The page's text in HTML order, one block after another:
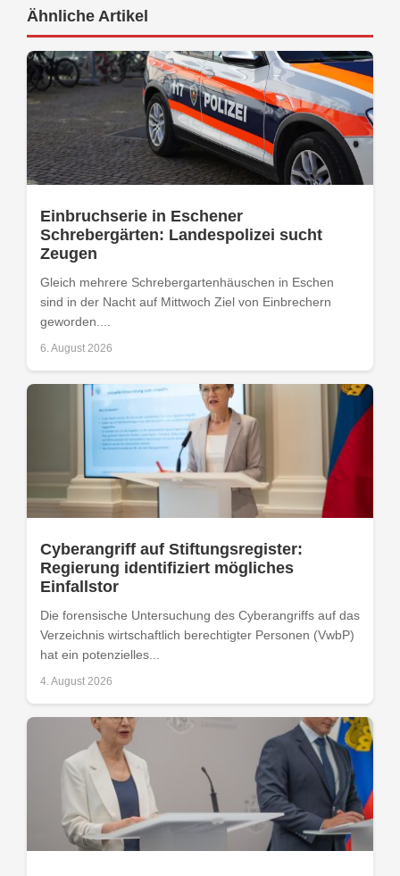
Ähnliche Artikel
Einbruchserie in Eschener
Schrebergärten: Landespolizei sucht
Zeugen
Gleich mehrere Schrebergartenhäuschen in Eschen
sind in der Nacht auf Mittwoch Ziel von Einbrechern
geworden....
6. August 2026
Cyberangriff auf Stiftungsregister:
Regierung identifiziert mögliches
Einfallstor
Die forensische Untersuchung des Cyberangriffs auf das
Verzeichnis wirtschaftlich berechtigter Personen (VwbP)
hat ein potenzielles...
4. August 2026